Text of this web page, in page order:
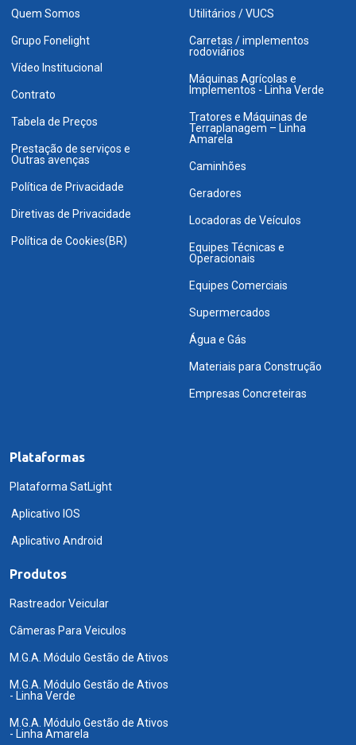
Quem Somos
Grupo Fonelight
Vídeo Institucional
Contrato
Tabela de Preços
Prestação de serviços e
Outras avenças
Política de Privacidade
Diretivas de Privacidade
Política de Cookies(BR)
Utilitários / VUCS
Carretas / implementos
rodoviários
Máquinas Agrícolas e
Implementos - Linha Verde
Tratores e Máquinas de
Terraplanagem – Linha
Amarela
Caminhões
Geradores
Locadoras de Veículos
Equipes Técnicas e
Operacionais
Equipes Comerciais
Supermercados
Água e Gás
Materiais para Construção
Empresas Concreteiras
Plataformas
Plataforma SatLight
Aplicativo IOS
Aplicativo Android
Produtos
Rastreador Veicular
Câmeras Para Veiculos
M.G.A. Módulo Gestão de Ativos
M.G.A. Módulo Gestão de Ativos
- Linha Verde
M.G.A. Módulo Gestão de Ativos
- Linha Amarela